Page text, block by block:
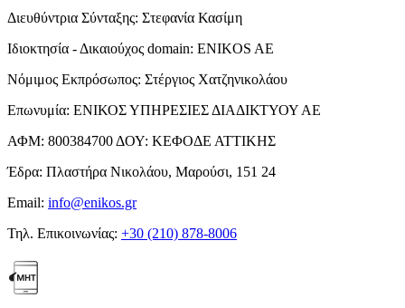
Διευθύντρια Σύνταξης: Στεφανία Κασίμη
Ιδιοκτησία - Δικαιούχος domain: ENIKOS AE
Νόμιμος Εκπρόσωπος: Στέργιος Χατζηνικολάου
Επωνυμία: ΕΝΙΚΟΣ ΥΠΗΡΕΣΙΕΣ ΔΙΑΔΙΚΤΥΟΥ ΑΕ
ΑΦΜ: 800384700 ΔΟΥ: ΚΕΦΟΔΕ ΑΤΤΙΚΗΣ
Έδρα: Πλαστήρα Νικολάου, Μαρούσι, 151 24
Email: info@enikos.gr
Τηλ. Επικοινωνίας: +30 (210) 878-8006